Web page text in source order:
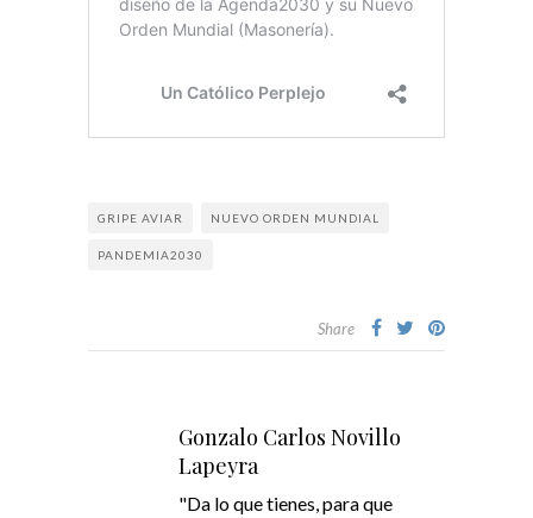
GRIPE AVIAR NUEVO ORDEN MUNDIAL
PANDEMIA2030
Share
Gonzalo Carlos Novillo
Lapeyra
"Da lo que tienes, para que